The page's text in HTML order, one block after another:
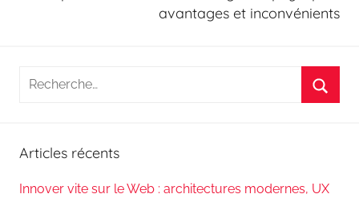
avantages et inconvénients
Recherche
Articles récents
Innover vite sur le Web : architectures modernes, UX